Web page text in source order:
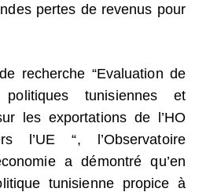
pertes de revenus pour
recherche “Evaluation de
tunisiennes et
les exportations de l’HO
l’UE “, l’Observatoire
a démontré qu’en
tunisienne propice à